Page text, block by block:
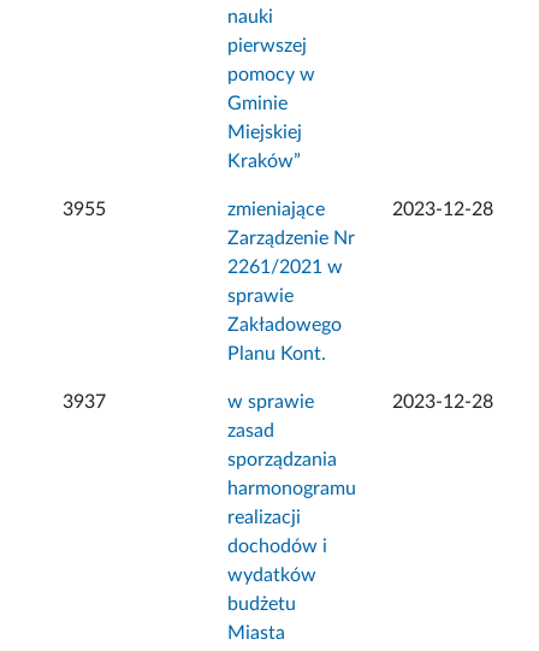
nauki
pierwszej
pomocy w
Gminie
Miejskiej
Kraków”
3955
zmieniające
Zarządzenie Nr
2261/2021 w
sprawie
Zakładowego
Planu Kont.
2023-12-28
3937
w sprawie
zasad
sporządzania
harmonogramu
realizacji
dochodów i
wydatków
budżetu
Miasta
2023-12-28